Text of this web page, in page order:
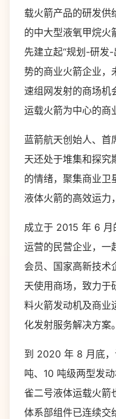
载火箭产品的研发供
的中大型液氧甲烷火
先建立起“规划-研发
势的商业火箭企业，
速组网发射的商场机
运载火箭为中心的商
蓝箭航天创始人、首
天还处于堆集和探究
的情绪，聚集商业卫
液体火箭的高效运力
成立于 2015 年 6 月
运营的民营企业，一
会员、国家高新技术
天使用商场，致力于
料火箭发动机及商业
化发射服务解决方案。
到 2020 年 8 月底，
吨、10 吨级两型发
雀二号液体运载火箭
体系部组件已连续交